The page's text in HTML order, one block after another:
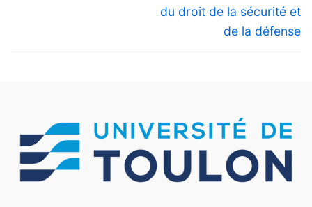
du droit de la sécurité et
de la défense